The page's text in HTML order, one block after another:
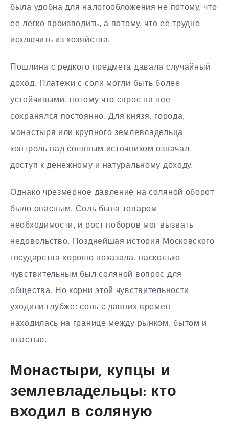
была удобна для налогообложения не потому, что
ее легко производить, а потому, что ее трудно
исключить из хозяйства.
Пошлина с редкого предмета давала случайный
доход. Платежи с соли могли быть более
устойчивыми, потому что спрос на нее
сохранялся постоянно. Для князя, города,
монастыря или крупного землевладельца
контроль над соляным источником означал
доступ к денежному и натуральному доходу.
Однако чрезмерное давление на соляной оборот
было опасным. Соль была товаром
необходимости, и рост поборов мог вызвать
недовольство. Позднейшая история Московского
государства хорошо показала, насколько
чувствительным был соляной вопрос для
общества. Но корни этой чувствительности
уходили глубже: соль с давних времен
находилась на границе между рынком, бытом и
властью.
Монастыри, купцы и
землевладельцы: кто
входил в соляную